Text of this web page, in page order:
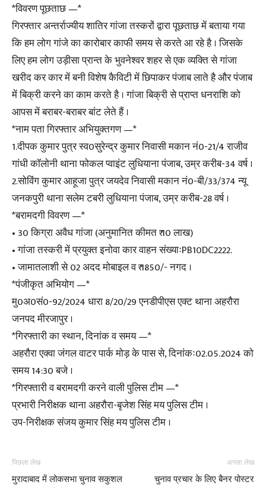
*विवरण पूछताछ —*
गिरफ्तार अन्तर्राज्यीय शातिर गांजा तस्करों द्वारा पूछताछ में बताया गया
कि हम लोग गांजे का कारोबार काफी समय से करते आ रहे है । जिसके
लिए हम लोग उड़ीसा प्रान्त के भुवनेश्वर शहर से एक व्यक्ति से गांजा
खरीद कर कार में बनी विशेष कैविटी में छिपाकर पंजाब लाते है और पंजाब
में बिक्री करने का काम करते है । गांजा बिक्री से प्राप्त धनराशि को
आपस में बराबर-बराबर बांट लेते हैं ।
*नाम पता गिरफ्तार अभियुक्तगण —*
1.दीपक कुमार पुत्र स्व0सुरेन्द्र कुमार निवासी मकान नं0-21/4 राजीव
गांधी कॉलोनी थाना फोकल प्वाइंट लुधियाना पंजाब, उम्र करीब-34 वर्ष ।
2.सोविंग कुमार आहूजा पुत्र जयदेव निवासी मकान नं0-बी/33/374 न्यू
जनकपुरी थाना सलेम टबरी लुधियाना पंजाब, उम्र करीब-28 वर्ष ।
*बरामदगी विवरण —*
• 30 किग्रा अवैध गांजा (अनुमानित कीमत ₹ 10 लाख)
• गांजा तस्करी में प्रयुक्त इनोवा कार वाहन संख्याःPB10DC2222.
• जामातलाशी से 02 अदद मोबाइल व ₹ 1850/- नगद ।
*पंजीकृत अभियोग —*
मु0अ0सं0-92/2024 धारा 8/20/29 एनडीपीएस एक्ट थाना अहरौरा
जनपद मीरजापुर ।
*गिरफ्तारी का स्थान, दिनांक व समय —*
अहरौरा एक्वा जंगल वाटर पार्क मोड़ के पास से, दिनांकः02.05.2024 को
समय 14:30 बजे ।
*गिरफ्तारी व बरामदगी करने वाली पुलिस टीम —*
प्रभारी निरीक्षक थाना अहरौरा-बृजेश सिंह मय पुलिस टीम ।
उप-निरीक्षक संजय कुमार सिंह मय पुलिस टीम ।
पिछला लेख
मुरादाबाद में लोकसभा चुनाव सकुशल
अगला लेख
चुनाव प्रचार के लिए बैनर पोस्टर